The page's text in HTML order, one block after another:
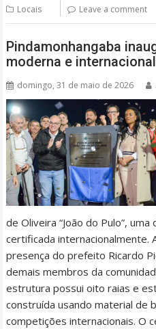
Locais Leave a comment
Pindamonhangaba
moderna e internacional
domingo, 31 de maio de 2026
de Oliveira “João do Pulo”,
certificada internacionalmente.
presença do prefeito Ricardo
demais membros da
estrutura possui oito raias e
construída usando material de
competições internacionais. O